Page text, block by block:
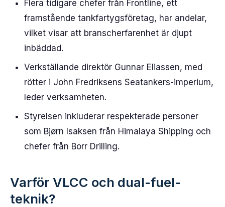
Flera tidigare chefer från Frontline, ett
framstående tankfartygsföretag, har andelar,
vilket visar att branscherfarenhet är djupt
inbäddad.
Verkställande direktör Gunnar Eliassen, med
rötter i John Fredriksens Seatankers-imperium,
leder verksamheten.
Styrelsen inkluderar respekterade personer
som Bjørn Isaksen från Himalaya Shipping och
chefer från Borr Drilling.
Varför VLCC och dual-fuel-
teknik?